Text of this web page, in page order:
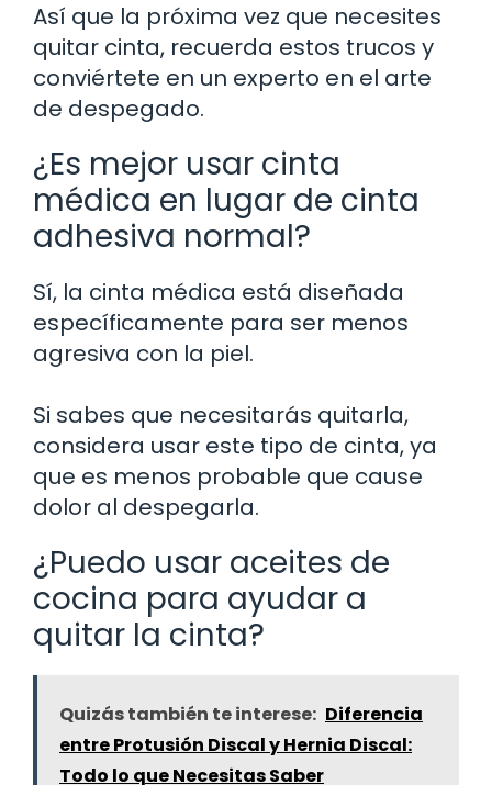
Así que la próxima vez que necesites
quitar cinta, recuerda estos trucos y
conviértete en un experto en el arte
de despegado.
¿Es mejor usar cinta
médica en lugar de cinta
adhesiva normal?
Sí, la cinta médica está diseñada
específicamente para ser menos
agresiva con la piel.
Si sabes que necesitarás quitarla,
considera usar este tipo de cinta, ya
que es menos probable que cause
dolor al despegarla.
¿Puedo usar aceites de
cocina para ayudar a
quitar la cinta?
Quizás también te interese: Diferencia
entre Protusión Discal y Hernia Discal:
Todo lo que Necesitas Saber